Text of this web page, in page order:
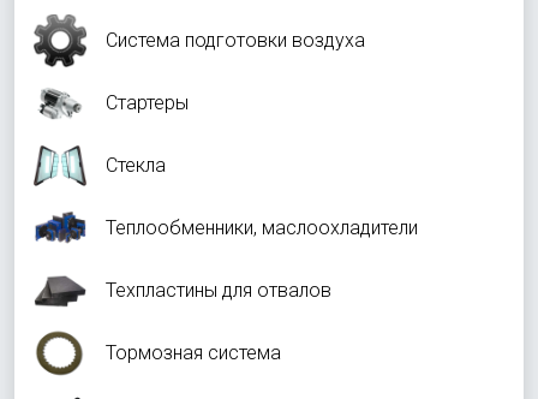
Система подготовки воздуха
Стартеры
Стекла
Теплообменники, маслоохладители
Техпластины для отвалов
Тормозная система